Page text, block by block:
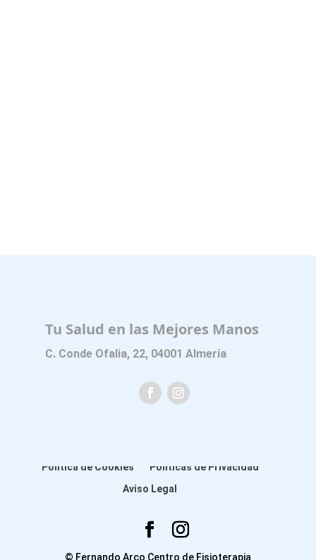
Tu Salud en las Mejores Manos
C. Conde Ofalia, 22, 04001 Almería
Política de Cookies
Políticas de Privacidad
Aviso Legal
© Fernando Arco Centro de Fisioterapia